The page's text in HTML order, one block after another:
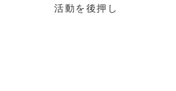
活動を後押し